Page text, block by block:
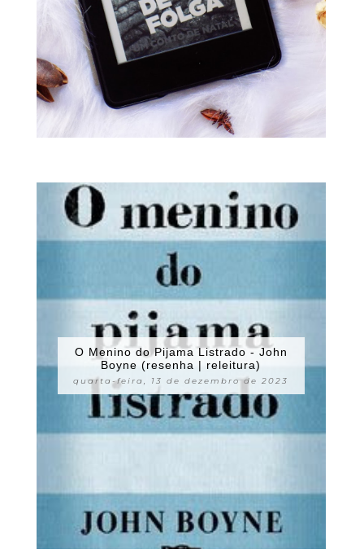
O Menino do Pijama Listrado - John
Boyne (resenha | releitura)
quarta-feira, 13 de dezembro de 2023